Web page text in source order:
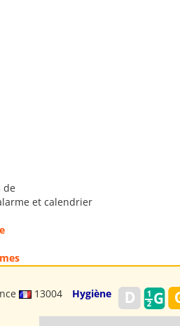
de
et calendrier
13004 Hygiène